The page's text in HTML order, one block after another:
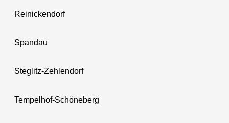
Reinickendorf
Spandau
Steglitz-Zehlendorf
Tempelhof-Schöneberg